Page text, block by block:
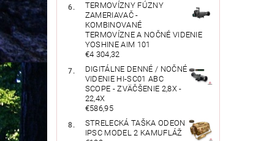
TERMOVÍZNY FÚZNY
ZAMERIAVAČ -
KOMBINOVANÉ
TERMOVÍZNE A NOČNÉ VIDENIE
YOSHINE AIM 101
€4 304,32
DIGITÁLNE DENNÉ / NOČNÉ
VIDENIE HI-SC01 ABC
SCOPE - ZVÄČŠENIE 2,8X -
22,4X
€586,95
STRELECKÁ TAŠKA ODEON
IPSC MODEL 2 KAMUFLÁŽ